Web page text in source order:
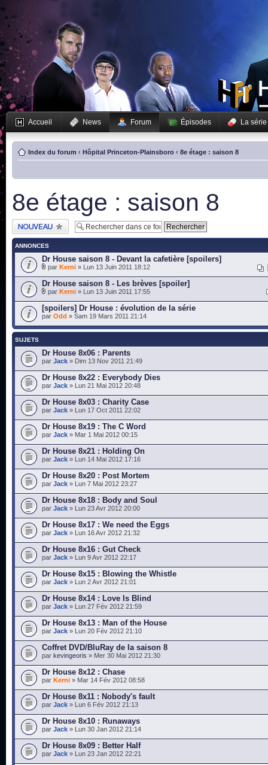
Accueil News Forum Épisodes La série
Index du forum ‹ Hôpital Princeton-Plainsboro ‹ 8e étage : saison 8
8e étage : saison 8
Publier un nouveau
sujet
ANNONCES
Dr House saison 8 - Devant la cafetière [spoilers]
par Kerni » Lun 13 Juin 2011 18:12
Dr House saison 8 - Les brèves [spoiler]
par Kerni » Lun 13 Juin 2011 17:55
[spoilers] Dr House : évolution de la série
par Odd » Sam 19 Mars 2011 21:14
SUJETS
Dr House 8x06 : Parents
par Jack » Dim 13 Nov 2011 21:49
Dr House 8x22 : Everybody Dies
par Jack » Lun 21 Mai 2012 20:48
Dr House 8x03 : Charity Case
par Jack » Lun 17 Oct 2011 22:02
Dr House 8x19 : The C Word
par Jack » Mar 1 Mai 2012 00:15
Dr House 8x21 : Holding On
par Jack » Lun 14 Mai 2012 17:16
Dr House 8x20 : Post Mortem
par Jack » Lun 7 Mai 2012 23:27
Dr House 8x18 : Body and Soul
par Jack » Lun 23 Avr 2012 20:00
Dr House 8x17 : We need the Eggs
par Jack » Lun 16 Avr 2012 21:32
Dr House 8x16 : Gut Check
par Jack » Lun 9 Avr 2012 22:17
Dr House 8x15 : Blowing the Whistle
par Jack » Lun 2 Avr 2012 21:01
Dr House 8x14 : Love Is Blind
par Jack » Lun 27 Fév 2012 21:59
Dr House 8x13 : Man of the House
par Jack » Lun 20 Fév 2012 21:10
Coffret DVD/BluRay de la saison 8
par kevingeoris » Mer 30 Mai 2012 21:30
Dr House 8x12 : Chase
par Kerni » Mar 14 Fév 2012 08:58
Dr House 8x11 : Nobody's fault
par Jack » Lun 6 Fév 2012 21:13
Dr House 8x10 : Runaways
par Jack » Lun 30 Jan 2012 21:14
Dr House 8x09 : Better Half
par Jack » Lun 23 Jan 2012 22:21